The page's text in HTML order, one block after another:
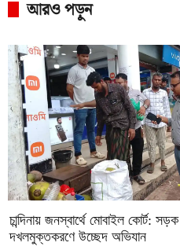
আরও পড়ুন
চান্দিনায় জনস্বার্থে মোবাইল কোর্ট:
দখলমুক্তকরণে উচ্ছেদ অভিযান